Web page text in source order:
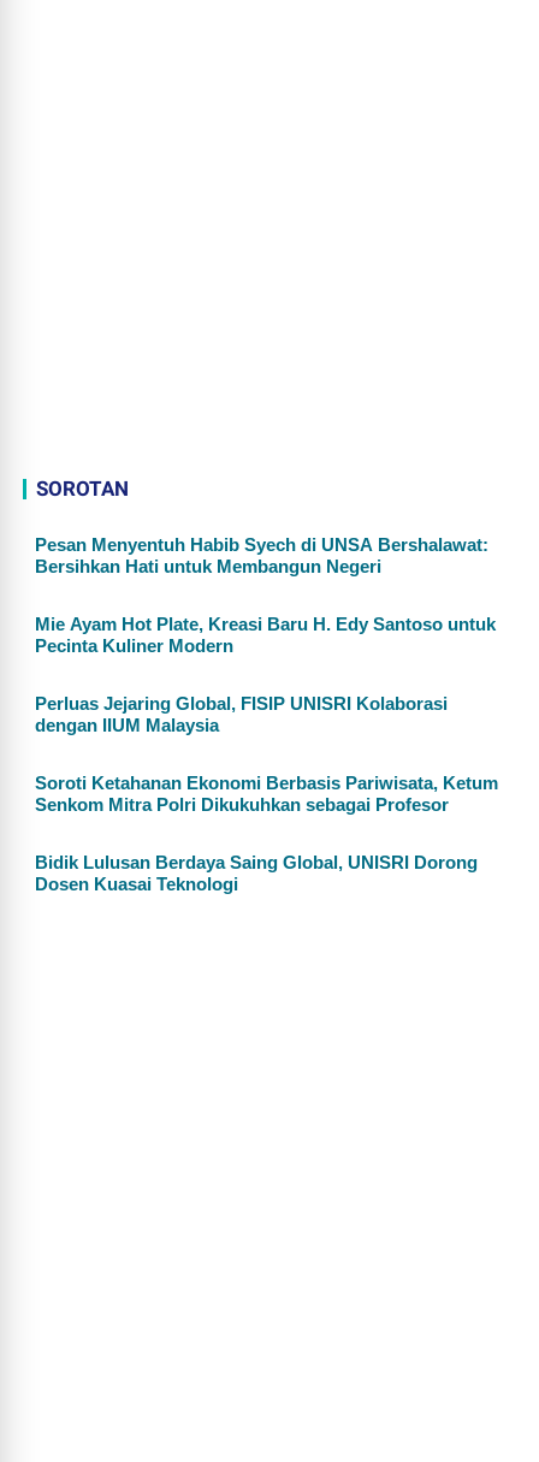
SOROTAN
Pesan Menyentuh Habib Syech di UNSA Bershalawat:
Bersihkan Hati untuk Membangun Negeri
Mie Ayam Hot Plate, Kreasi Baru H. Edy Santoso untuk
Pecinta Kuliner Modern
Perluas Jejaring Global, FISIP UNISRI Kolaborasi
dengan IIUM Malaysia
Soroti Ketahanan Ekonomi Berbasis Pariwisata, Ketum
Senkom Mitra Polri Dikukuhkan sebagai Profesor
Bidik Lulusan Berdaya Saing Global, UNISRI Dorong
Dosen Kuasai Teknologi